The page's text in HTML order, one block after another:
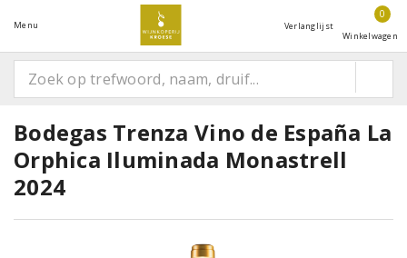
Menu Verlanglijst
0
Winkelwagen
Bodegas Trenza Vino de España La
Orphica Iluminada Monastrell
2024